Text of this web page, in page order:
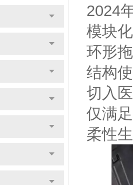
2024
模块
环形
结构
切入
仅满
柔性